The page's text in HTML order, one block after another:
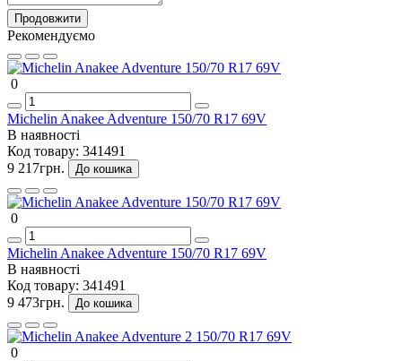
Продовжити
Рекомендуємо
0
Michelin Anakee Adventure 150/70 R17 69V
В наявності
Код товару: 341491
9 217грн.
До кошика
0
Michelin Anakee Adventure 150/70 R17 69V
В наявності
Код товару: 341491
9 473грн.
До кошика
0